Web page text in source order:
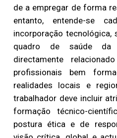
de a empregar de forma
entanto, entende-se
incorporação tecnológica,
quadro de saúde da
directamente
profissionais bem
realidades locais e
trabalhador deve incluir
formação técnico-
postura ética e de